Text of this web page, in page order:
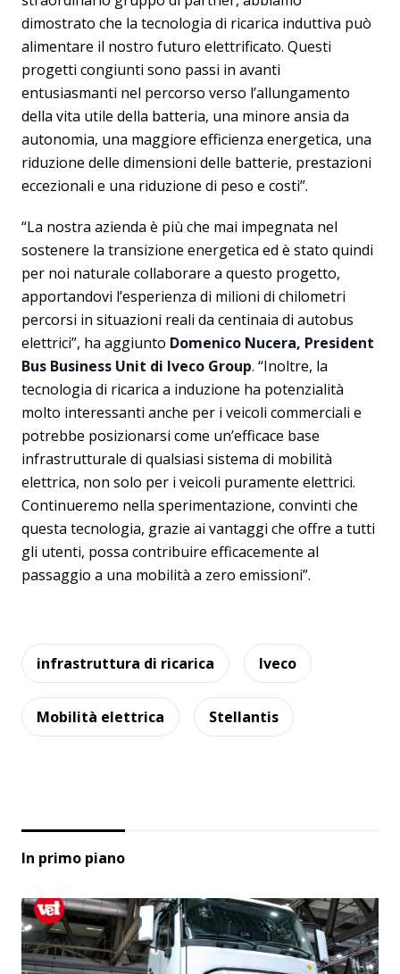
dimostrato che la tecnologia di ricarica induttiva può
alimentare il nostro futuro elettrificato. Questi
progetti congiunti sono passi in avanti
entusiasmanti nel percorso verso l’allungamento
della vita utile della batteria, una minore ansia da
autonomia, una maggiore efficienza energetica, una
riduzione delle dimensioni delle batterie, prestazioni
eccezionali e una riduzione di peso e costi”.
“La nostra azienda è più che mai impegnata nel
sostenere la transizione energetica ed è stato quindi
per noi naturale collaborare a questo progetto,
apportandovi l’esperienza di milioni di chilometri
percorsi in situazioni reali da centinaia di autobus
elettrici”, ha aggiunto Domenico Nucera, President
Bus Business Unit di Iveco Group. “Inoltre, la
tecnologia di ricarica a induzione ha potenzialità
molto interessanti anche per i veicoli commerciali e
potrebbe posizionarsi come un’efficace base
infrastrutturale di qualsiasi sistema di mobilità
elettrica, non solo per i veicoli puramente elettrici.
Continueremo nella sperimentazione, convinti che
questa tecnologia, grazie ai vantaggi che offre a tutti
gli utenti, possa contribuire efficacemente al
passaggio a una mobilità a zero emissioni”.
infrastruttura di ricarica Iveco
Mobilità elettrica Stellantis
In primo piano